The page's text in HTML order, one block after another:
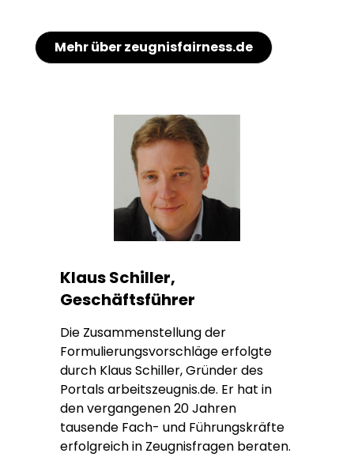
Mehr über zeugnisfairness.de
Klaus Schiller,
Geschäftsführer
Die Zusammenstellung der
Formulierungsvorschläge erfolgte
durch Klaus Schiller, Gründer des
Portals arbeitszeugnis.de. Er hat in
den vergangenen 20 Jahren
tausende Fach- und Führungskräfte
erfolgreich in Zeugnisfragen beraten.